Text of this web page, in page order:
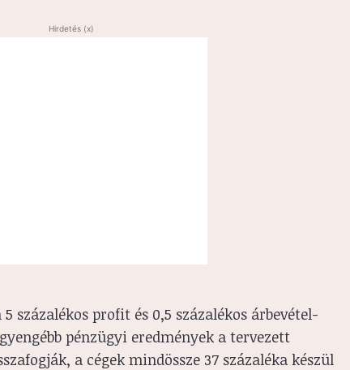
Hirdetés (x)
százalékos profit és 0,5 százalékos árbevétel-
pénzügyi eredmények a tervezett
a cégek mindössze 37 százaléka készül